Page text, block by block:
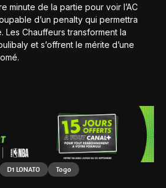
minute de la partie pour voir l’AC
d’un penalty qui permettra
Les Chauffeurs transforment la
et s’offrent le mérite d’une
D1 LONATO Togo